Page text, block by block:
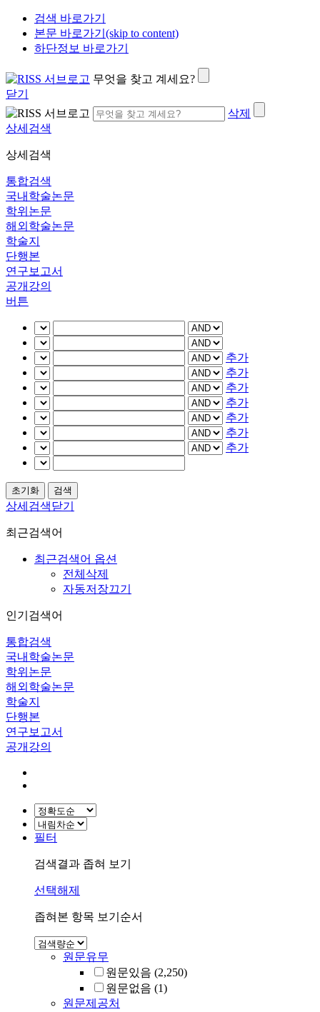
검색 바로가기
본문 바로가기(skip to content)
하단정보 바로가기
무엇을 찾고 계세요?
닫기
삭제
상세검색
상세검색
통합검색
국내학술논문
학위논문
해외학술논문
학술지
단행본
연구보고서
공개강의
버튼
추가
추가
추가
추가
추가
추가
추가
상세검색닫기
최근검색어
최근검색어 옵션
전체삭제
자동저장끄기
인기검색어
통합검색
국내학술논문
학위논문
해외학술논문
학술지
단행본
연구보고서
공개강의
필터
검색결과 좁혀 보기
선택해제
좁혀본 항목 보기순서
원문유무
원문있음 (2,250)
원문없음 (1)
원문제공처